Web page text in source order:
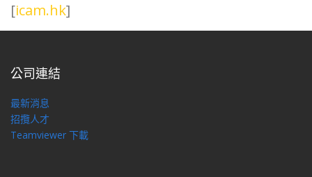
[icam.hk]
公司連結
最新消息
招攬人才
Teamviewer 下載